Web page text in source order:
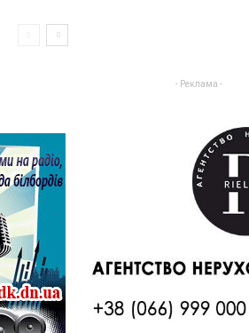
- Реклама -